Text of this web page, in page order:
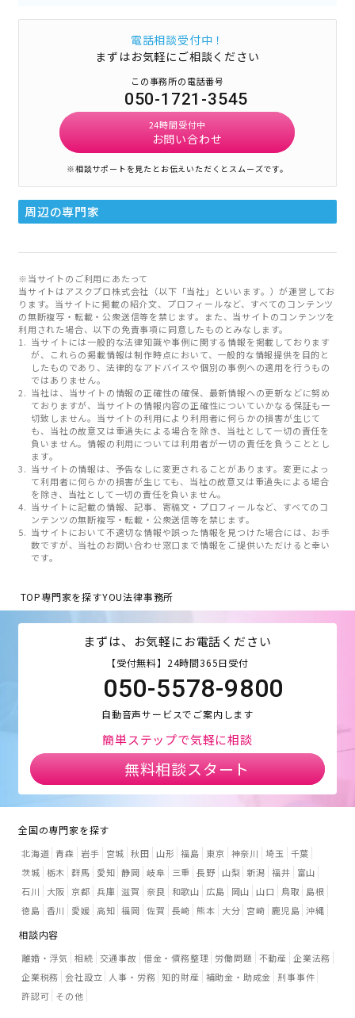
電話相談受付中！
まずはお気軽にご相談ください
この事務所の電話番号
050-1721-3545
24時間受付中
お問い合わせ
※相談サポートを見たとお伝えいただくとスムーズです。
周辺の専門家
※当サイトのご利用にあたって
当サイトはアスクプロ株式会社（以下「当社」といいます。）が運営してお
ります。当サイトに掲載の紹介文、プロフィールなど、すべてのコンテンツ
の無断複写・転載・公衆送信等を禁じます。また、当サイトのコンテンツを
利用された場合、以下の免責事項に同意したものとみなします。
当サイトには一般的な法律知識や事例に関する情報を掲載しております
が、これらの掲載情報は制作時点において、一般的な情報提供を目的と
したものであり、法律的なアドバイスや個別の事例への適用を行うもの
ではありません。
当社は、当サイトの情報の正確性の確保、最新情報への更新などに努め
ておりますが、当サイトの情報内容の正確性についていかなる保証も一
切致しません。当サイトの利用により利用者に何らかの損害が生じて
も、当社の故意又は重過失による場合を除き、当社として一切の責任を
負いません。情報の利用については利用者が一切の責任を負うこととし
ます。
当サイトの情報は、予告なしに変更されることがあります。変更によっ
て利用者に何らかの損害が生じても、当社の故意又は重過失による場合
を除き、当社として一切の責任を負いません。
当サイトに記載の情報、記事、寄稿文・プロフィールなど、すべてのコ
ンテンツの無断複写・転載・公衆送信等を禁じます。
当サイトにおいて不適切な情報や誤った情報を見つけた場合には、お手
数ですが、当社のお問い合わせ窓口まで情報をご提供いただけると幸い
です。
TOP専門家を探すYOU法律事務所
まずは、お気軽にお電話ください
【受付無料】24時間365日受付
050-5578-9800
自動音声サービスでご案内します
簡単ステップで気軽に相談
無料相談スタート
全国の専門家を探す
北海道 青森 岩手 宮城 秋田 山形 福島 東京 神奈川 埼玉
千葉
茨城 栃木 群馬 愛知 静岡 岐阜 三重 長野 山梨 新潟 福井
富山
石川
大阪 京都 兵庫 滋賀 奈良 和歌山 広島 岡山 山口 鳥取
島根
徳島 香川 愛媛 高知 福岡 佐賀 長崎 熊本 大分 宮崎 鹿児島 沖縄
相談内容
離婚・浮気 相続 交通事故 借金・債務整理 労働問題 不動産 企業法務
企業税務 会社設立 人事・労務 知的財産 補助金・助成金 刑事事件
許認可 その他